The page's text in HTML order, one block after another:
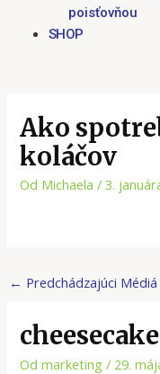
poisťovňou
SHOP
Ako
koláčov
Od Michaela/3.
← Predchádzajúci Médiá
cheesecake
Od marketing/ 29.